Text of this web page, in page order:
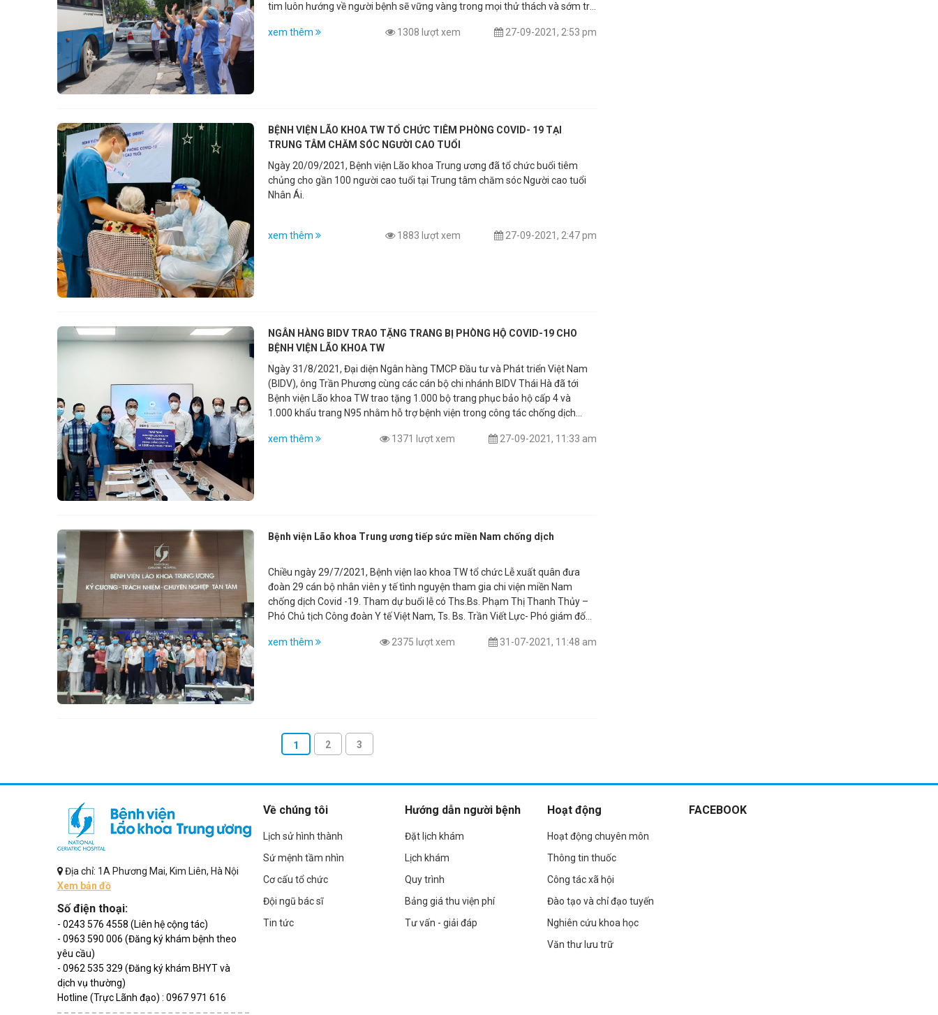
tim luôn hướng về người bệnh sẽ vững vàng trong mọi thử thách và sớm trở
27-09-2021, 2:53 pm
1308 lượt xem
xem thêm
BỆNH VIỆN LÃO KHOA TW TỔ CHỨC TIÊM PHÒNG COVID- 19 TẠI
TRUNG TÂM CHĂM SÓC NGƯỜI CAO TUỔI
Ngày 20/09/2021, Bệnh viện Lão khoa Trung ương đã tổ chức buổi tiêm
chủng cho gần 100 người cao tuổi tại Trung tâm chăm sóc Người cao tuổi
Nhân Ái.
27-09-2021, 2:47 pm
1883 lượt xem
xem thêm
NGÂN HÀNG BIDV TRAO TẶNG TRANG BỊ PHÒNG HỘ COVID-19 CHO
BỆNH VIỆN LÃO KHOA TW
Ngày 31/8/2021, Đại diện Ngân hàng TMCP Đầu tư và Phát triển Việt Nam
(BIDV), ông Trần Phương cùng các cán bộ chi nhánh BIDV Thái Hà đã tới
Bệnh viện Lão khoa TW trao tặng 1.000 bộ trang phục bảo hộ cấp 4 và
1.000 khẩu trang N95 nhằm hỗ trợ bệnh viện trong công tác chống dịch
27-09-2021, 11:33 am
1371 lượt xem
xem thêm
Bệnh viện Lão khoa Trung ương tiếp sức miền Nam chống dịch
Chiều ngày 29/7/2021, Bệnh viện lao khoa TW tổ chức Lễ xuất quân đưa
đoàn 29 cán bộ nhân viên y tế tình nguyện tham gia chi viện miền Nam
chống dịch Covid -19. Tham dự buổi lễ có Ths.Bs. Phạm Thị Thanh Thủy –
Phó Chủ tịch Công đoàn Y tế Việt Nam, Ts. Bs. Trần Viết Lực- Phó giám đốc
Bệnh viện, cùng các đồng chí trong Đảng ủy, Ban Giám đốc, Ban Chấp hành
31-07-2021, 11:48 am
2375 lượt xem
xem thêm
1 2 3
Địa chỉ: 1A Phương Mai, Kim Liên, Hà Nội
Xem bản đồ
Số điện thoại:
- 0243 576 4558 (Liên hệ cộng tác)
- 0963 590 006 (Đăng ký khám bệnh theo
yêu cầu)
- 0962 535 329 (Đăng ký khám BHYT và
dịch vụ thường)
Hotline (Trực Lãnh đạo) : 0967 971 616
Về chúng tôi
Lịch sử hình thành
Sứ mệnh tầm nhìn
Cơ cấu tổ chức
Đội ngũ bác sĩ
Tin tức
Hướng dẫn người bệnh
Đặt lịch khám
Lịch khám
Quy trình
Bảng giá thu viện phí
Tư vấn - giải đáp
Hoạt động
Hoạt động chuyên môn
Thông tin thuốc
Công tác xã hội
Đào tạo và chỉ đạo tuyến
Nghiên cứu khoa học
Văn thư lưu trữ
FACEBOOK